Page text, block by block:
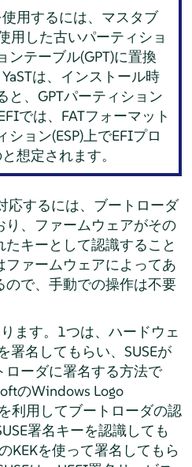
用するには、マスタブ
用した古いパーティショ
ンテーブル(GPT)に置換
は、インストール時
と、GPTパーティション
では、FATフォーマット
ョン(ESP)上でEFIプロ
想定されます。
応するには、ブートローダ
、ファームウェアがその
キーとして認識すること
ァームウェアによってあ
ので、手動での操作は不要
ます。1つは、ハードウェ
署名してもらい、SUSEが
ーダに署名する方法で
のWindows Logo
利用してブートローダの認
署名キーを認識しても
KEKを使って署名してもら